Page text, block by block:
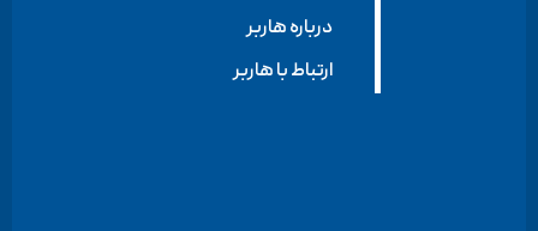
درباره هاربر
ارتباط با هاربر